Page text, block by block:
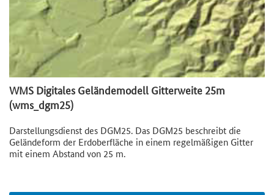
WMS Digitales Geländemodell Gitterweite 25m
(wms_dgm25)
Darstellungsdienst des DGM25. Das DGM25 beschreibt die
Geländeform der Erdoberfläche in einem regelmäßigen Gitter
mit einem Abstand von 25 m.